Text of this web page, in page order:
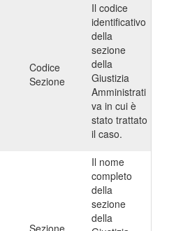
Codice
Sezione
Il codice
identificativo
della
sezione
della
Giustizia
Amministrati
va in cui è
stato trattato
il caso.
Sezione
Il nome
completo
della
sezione
della